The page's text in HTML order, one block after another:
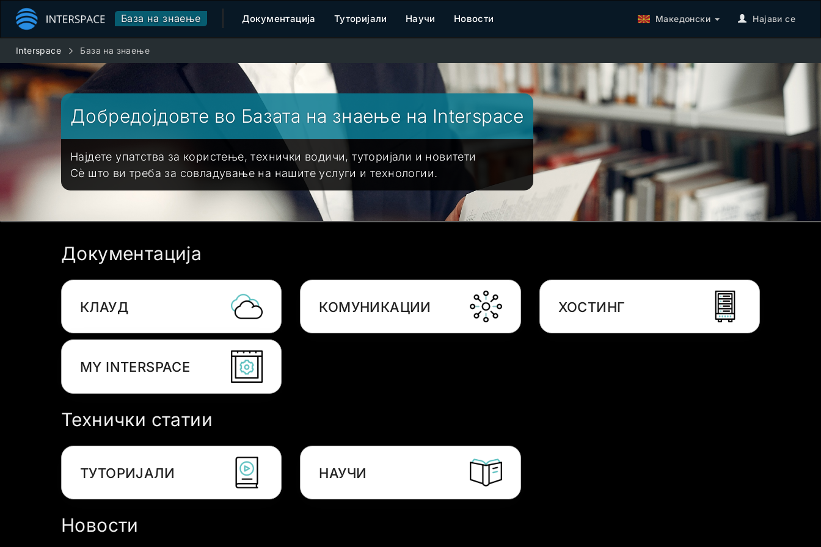
База на знаење Документација Туторијали Научи Новости Македонски Најави се
Interspace База на знаење
Добредојдовте во Базата на знаење на Interspace
Најдете упатства за користење, технички водичи, туторијали и новитети
Сè што ви треба за совладување на нашите услуги и технологии.
Документација
КЛАУД КОМУНИКАЦИИ ХОСТИНГ
MY INTERSPACE
Технички статии
ТУТОРИЈАЛИ НАУЧИ
Новости